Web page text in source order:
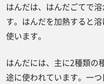
はんだは、はんだごてで
す。はんだを加熱すると
使います。
はんだには、主に2種類の
途に使われています。一